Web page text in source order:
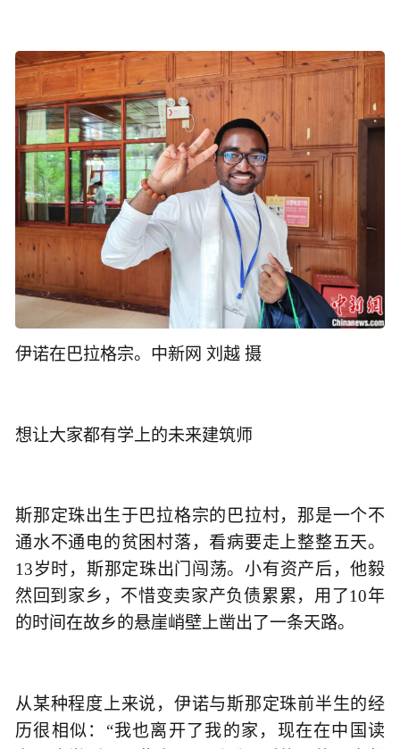
伊诺在巴拉格宗。中新网 刘越 摄
想让大家都有学上的未来建筑师
斯那定珠出生于巴拉格宗的巴拉村，那是一个不
通水不通电的贫困村落，看病要走上整整五天。
13岁时，斯那定珠出门闯荡。小有资产后，他毅
然回到家乡，不惜变卖家产负债累累，用了10年
的时间在故乡的悬崖峭壁上凿出了一条天路。
从某种程度上来说，伊诺与斯那定珠前半生的经
历很相似：“我也离开了我的家，现在在中国读